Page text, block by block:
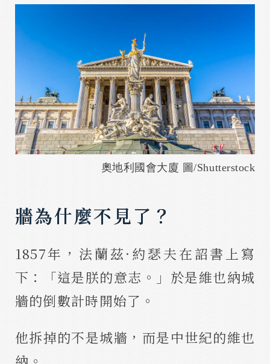
奧地利國會大廈 圖/Shutterstock
牆為什麼不見了？
1857年，法蘭茲·約瑟夫在詔書上寫
下：「這是朕的意志。」於是維也納城
牆的倒數計時開始了。
他拆掉的不是城牆，而是中世紀的維也